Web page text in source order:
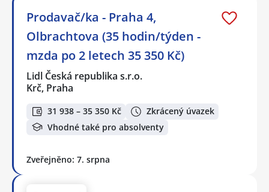
Prodavač/ka - Praha 4,
Olbrachtova (35 hodin/týden -
mzda po 2 letech 35 350 Kč)
Lidl Česká republika s.r.o.
Krč, Praha
31 938 – 35 350 Kč
Zkrácený úvazek
Vhodné také pro absolventy
Zveřejněno: 7. srpna